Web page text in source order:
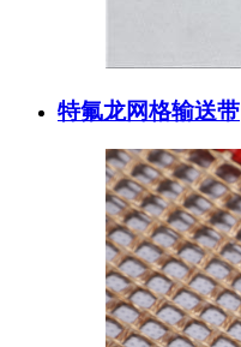
特氟龙网格输送带